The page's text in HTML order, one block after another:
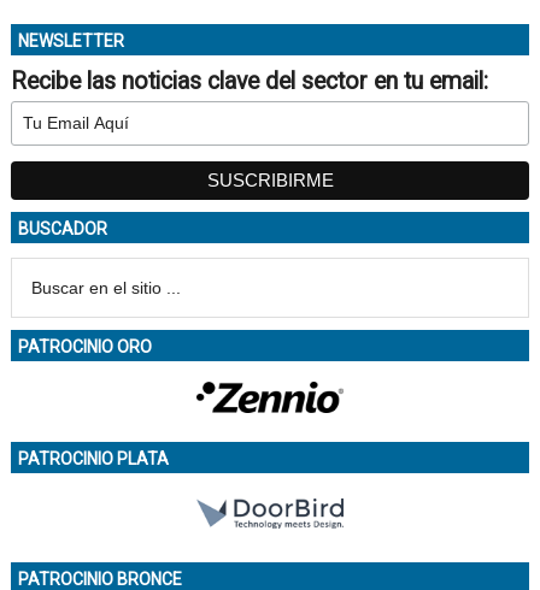
NEWSLETTER
Recibe las noticias clave del sector en tu email:
BUSCADOR
PATROCINIO ORO
PATROCINIO PLATA
PATROCINIO BRONCE